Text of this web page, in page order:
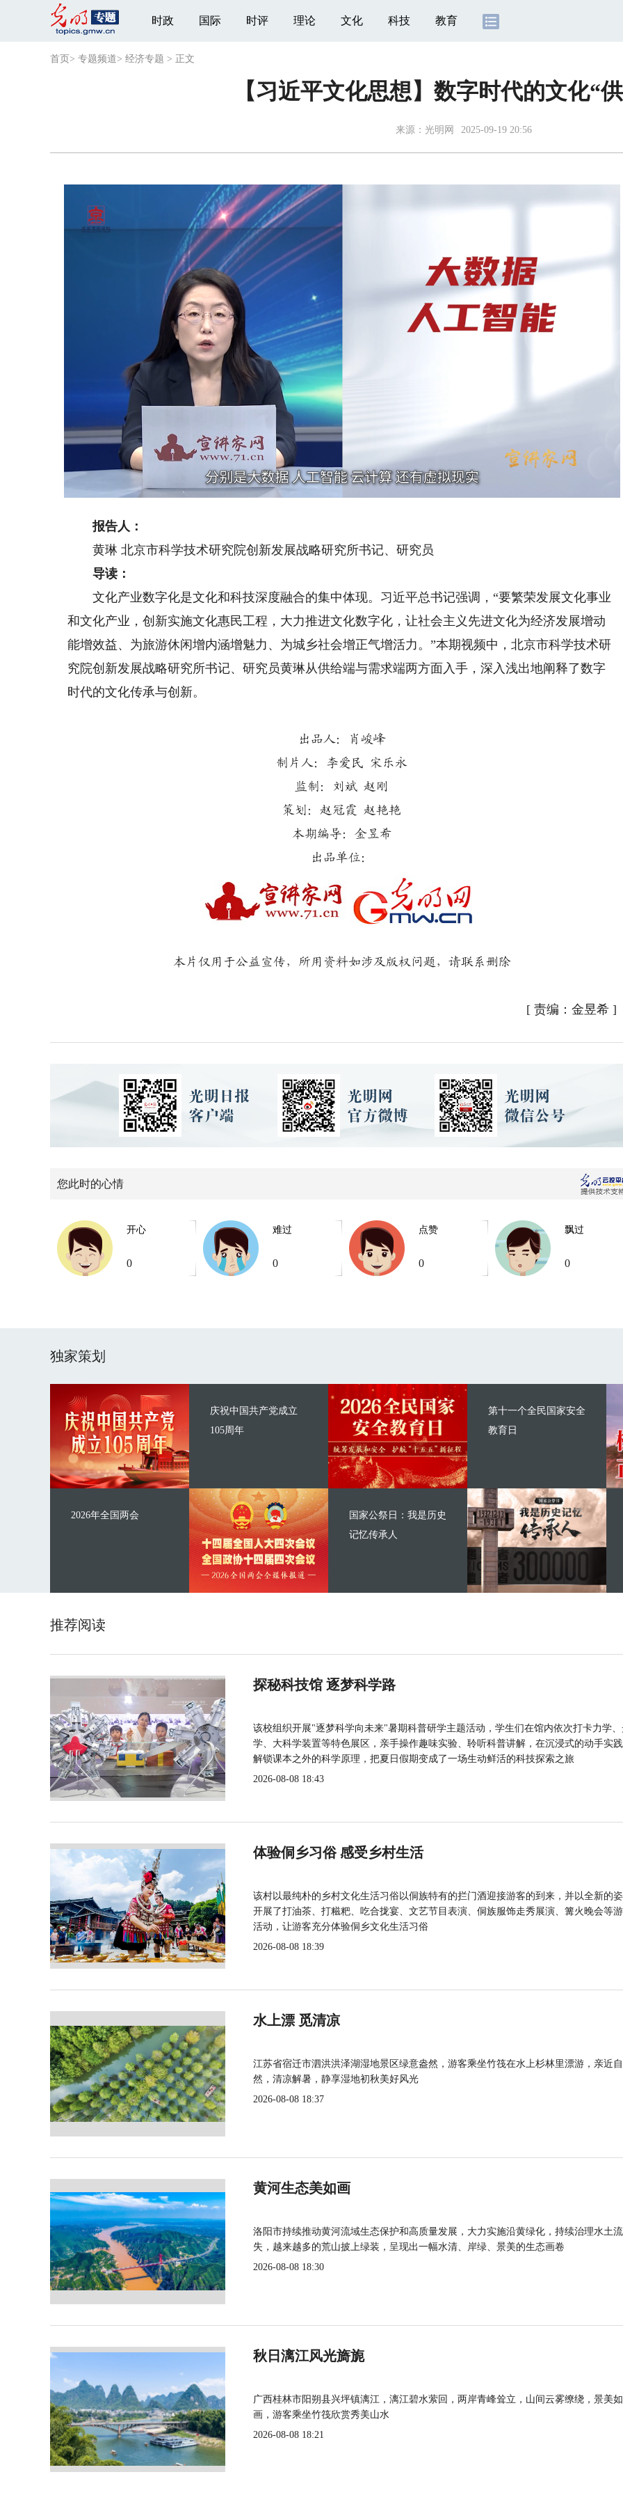
时政 国际 时评 理论 文化 科技 教育
首页 > 专题频道> 经济专题 > 正文
【习近平文化思想】数字时代的文化“
来源： 光明网 2025-09-19 20:56
Unmute Loaded:
20.76%
Rate
报告人：
黄琳 北京市科学技术研究院创新发展战略研究所书记、研究员
导读：
文化产业数字化是文化和科技深度融合的集中体现。习近平总书记强调，“要繁荣发展文化事业
和文化产业，创新实施文化惠民工程，大力推进文化数字化，让社会主义先进文化为经济发展增动
能增效益、为旅游休闲增内涵增魅力、为城乡社会增正气增活力。”本期视频中，北京市科学技术研
究院创新发展战略研究所书记、研究员黄琳从供给端与需求端两方面入手，深入浅出地阐释了数字
时代的文化传承与创新。
出品人：肖峻峰
制片人：李爱民 宋乐永
监制：刘斌 赵刚
策划：赵冠霞 赵艳艳
本期编导：金昱希
出品单位：
本片仅用于公益宣传，所用资料如涉及版权问题，请联系删除
[ 责编：金昱希 ]
您此时的心情
开心
0
难过
0
点赞
0
飘过
0
独家策划
庆祝中国共产党成立
105周年
2026年全国两会
第十一个全民国家安全
教育日
国家公祭日：我是历史
记忆传承人
推荐阅读
探秘科技馆 逐梦科学路
该校组织开展"逐梦科学向未来"暑期科普研学主题活动，学生们在馆内依次打卡力学
学、大科学装置等特色展区，亲手操作趣味实验、聆听科普讲解，在沉浸式的动手实
解锁课本之外的科学原理，把夏日假期变成了一场生动鲜活的科技探索之旅
2026-08-08 18:43
体验侗乡习俗 感受乡村生活
该村以最纯朴的乡村文化生活习俗以侗族特有的拦门酒迎接游客的到来，并以全新的
开展了打油茶、打糍粑、吃合拢宴、文艺节目表演、侗族服饰走秀展演、篝火晚会等
活动，让游客充分体验侗乡文化生活习俗
2026-08-08 18:39
水上漂 觅清凉
江苏省宿迁市泗洪洪泽湖湿地景区绿意盎然，游客乘坐竹筏在水上杉林里漂游，亲近自
然，清凉解暑，静享湿地初秋美好风光
2026-08-08 18:37
黄河生态美如画
洛阳市持续推动黄河流域生态保护和高质量发展，大力实施沿黄绿化，持续治理水土流
失，越来越多的荒山披上绿装，呈现出一幅水清、岸绿、景美的生态画卷
2026-08-08 18:30
秋日漓江风光旖旎
广西桂林市阳朔县兴坪镇漓江，漓江碧水萦回，两岸青峰耸立，山间云雾缭绕，景美如
画，游客乘坐竹筏欣赏秀美山水
2026-08-08 18:21